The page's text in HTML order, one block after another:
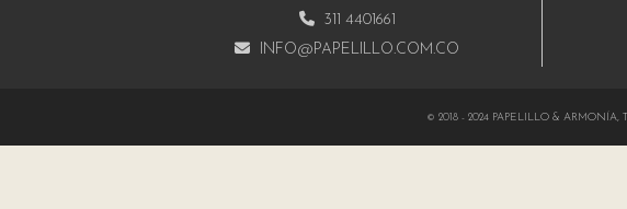
311 4401661
INFO@PAPELILLO.COM.CO
© 2018 - 2024 PAPELILLO & ARMONÍA,